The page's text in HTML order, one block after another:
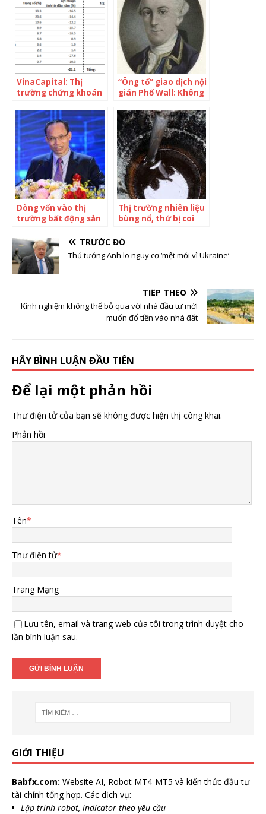
năm – đứng đầu phân
khúc BĐS khu công
nghiệp
dòng vốn sẽ dần tích
cực hơn”
VinaCapital: Thị
trường chứng khoán
nhờ triển vọng tích
cực từ nền kinh tế
“Ông tổ” giao dịch nội
gián Phố Wall: Không
Joseph P. Kennedy,
người đàn ông ít ai
biết đứng đằng sau
cơn hoảng loạn của
nước Mỹ năm 1792 là
ai?
Dòng vốn vào thị
trường bất động sản
Thị trường nhiên liệu
bùng nổ, thứ bị coi
hóa thành “cục
vàng”, các trader
kiếm bẫm
TRƯỚC ĐÓ
Thủ tướng Anh lo nguy cơ ‘mệt mỏi vì Ukraine’
TIẾP THEO
Kinh nghiệm không thể bỏ qua với nhà đầu tư mới
muốn đổ tiền vào nhà đất
HÃY BÌNH LUẬN ĐẦU TIÊN
Để lại một phản hồi
Thư điện tử của bạn sẽ không được hiện thị công khai.
Phản hồi
Tên*
Thư điện tử*
Trang Mạng
Lưu tên, email và trang web của tôi trong trình duyệt cho
lần bình luận sau.
GIỚI THIỆU
Babfx.com: Website AI, Robot MT4-MT5 và kiến thức đầu tư
tài chính tổng hợp. Các dịch vụ:
Lập trình robot, indicator theo yêu cầu